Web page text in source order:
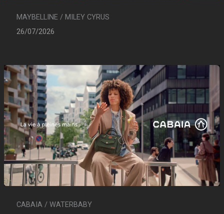
MAYBELLINE / MILEY CYRUS
26/07/2026
CABAIA / WATERBABY